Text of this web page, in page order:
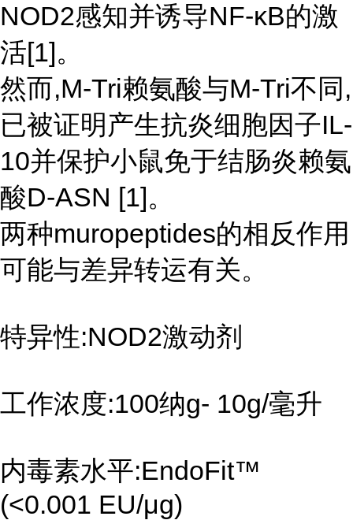
NOD2感知并诱导NF-κB的激
活[1]。
然而,M-Tri赖氨酸与M-Tri不同,
已被证明产生抗炎细胞因子IL-
10并保护小鼠免于结肠炎赖氨
酸D-ASN [1]。
两种muropeptides的相反作用
可能与差异转运有关。
特异性:NOD2激动剂
工作浓度:100纳g- 10g/毫升
内毒素水平:EndoFit™
(<0.001 EU/μg)